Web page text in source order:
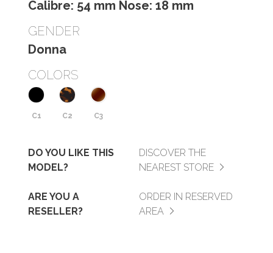
Calibre: 54 mm Nose: 18 mm
GENDER
Donna
COLORS
C1 C2 C3
DO YOU LIKE THIS
MODEL?
DISCOVER THE
NEAREST STORE
ARE YOU A
RESELLER?
ORDER IN RESERVED
AREA